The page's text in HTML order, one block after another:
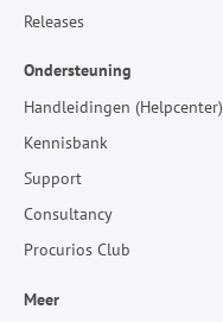
Releases
Ondersteuning
Handleidingen (Helpcenter)
Kennisbank
Support
Consultancy
Procurios Club
Meer